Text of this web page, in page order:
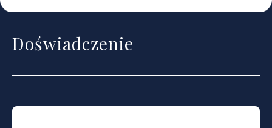
Doświadczenie